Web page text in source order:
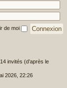
r
de moi
invités (d’après le
2026, 22:26